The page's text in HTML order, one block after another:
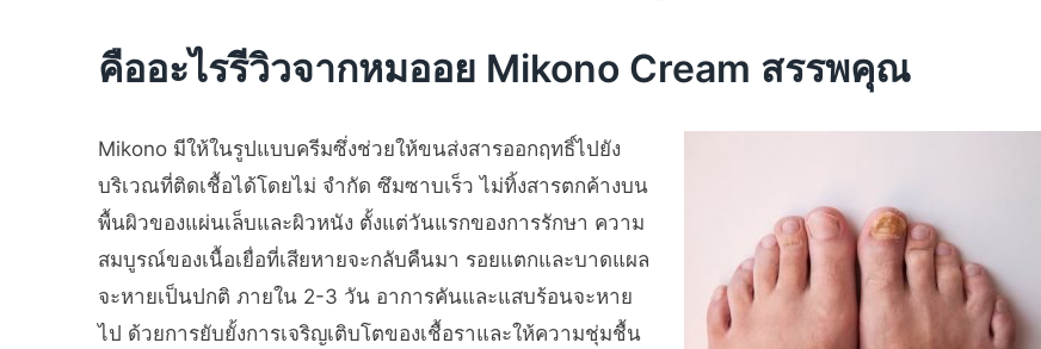
คืออะไรรีวิวจากหมออย Mikono Cream สรรพคุณ
Mikono มีให้ในรูปแบบครีมซึ่งช่วยให้ขนส่งสารออกฤทธิ์ไปยัง
บริเวณที่ติดเชื้อได้โดยไม่ จำกัด ซึมซาบเร็ว ไม่ทิ้งสารตกค้างบน
พื้นผิวของแผ่นเล็บและผิวหนัง ตั้งแต่วันแรกของการรักษา ความ
สมบูรณ์ของเนื้อเยื่อที่เสียหายจะกลับคืนมา รอยแตกและบาดแผล
จะหายเป็นปกติ ภายใน 2-3 วัน อาการคันและแสบร้อนจะหาย
ไป ด้วยการยับยั้งการเจริญเติบโตของเชื้อราและให้ความชุ่มชื้น